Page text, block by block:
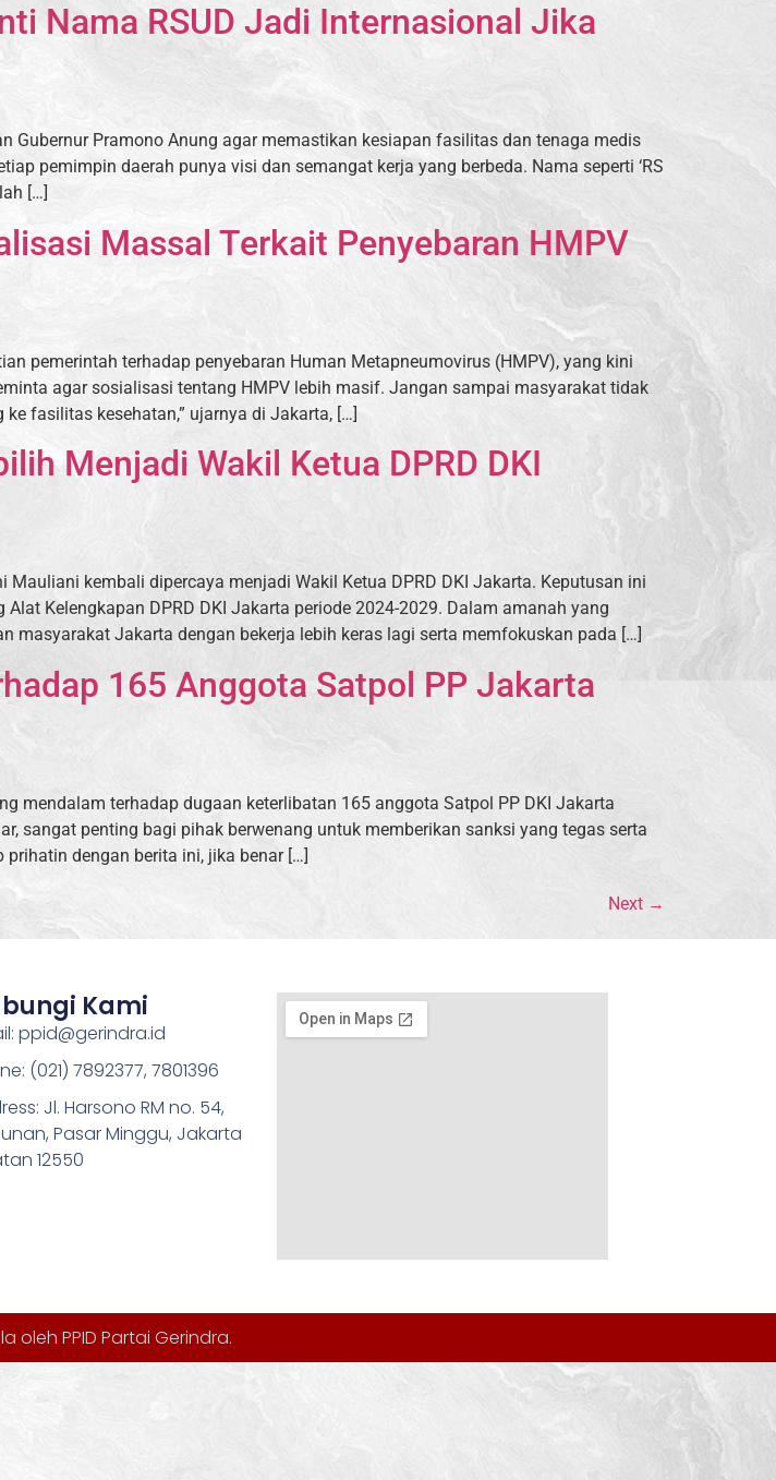
Nama RSUD Jadi Internasional Jika
Gubernur Pramono Anung agar memastikan kesiapan fasilitas dan tenaga medis
pemimpin daerah punya visi dan semangat kerja yang berbeda. Nama seperti ‘RS
[…]
Massal Terkait Penyebaran HMPV
pemerintah terhadap penyebaran Human Metapneumovirus (HMPV), yang kini
agar sosialisasi tentang HMPV lebih masif. Jangan sampai masyarakat tidak
fasilitas kesehatan,” ujarnya di Jakarta, […]
Menjadi Wakil Ketua DPRD DKI
kembali dipercaya menjadi Wakil Ketua DPRD DKI Jakarta. Keputusan ini
Kelengkapan DPRD DKI Jakarta periode 2024-2029. Dalam amanah yang
Jakarta dengan bekerja lebih keras lagi serta memfokuskan pada […]
165 Anggota Satpol PP Jakarta
mendalam terhadap dugaan keterlibatan 165 anggota Satpol PP DKI Jakarta
sangat penting bagi pihak berwenang untuk memberikan sanksi yang tegas serta
dengan berita ini, jika benar […]
Next →
Kami
ppid@gerindra.id
(021) 7892377, 7801396
Jl. Harsono RM no. 54,
Pasar Minggu, Jakarta
12550
oleh PPID Partai Gerindra.